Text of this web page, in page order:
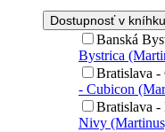
Dostupnosť v
Banská
Bystrica
Bratislava
- Cubicon
Bratislava
Nivy